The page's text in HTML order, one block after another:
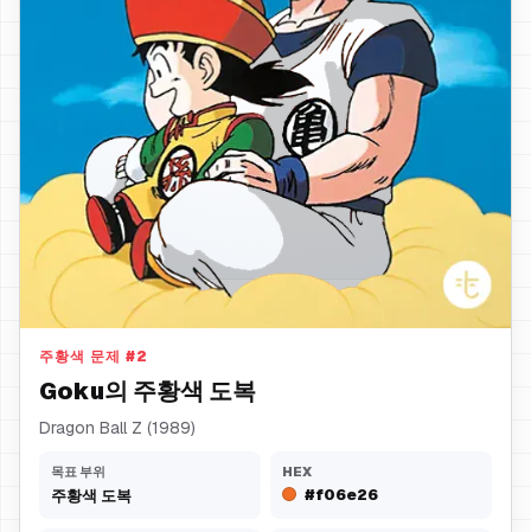
주황색 도복
주황색 문제 #2
Goku의 주황색 도복
Dragon Ball Z (1989)
목표 부위
주황색 도복
HEX
#f06e26